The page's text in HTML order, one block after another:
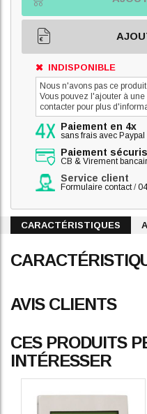
INDISPONIBLE
Nous n'avons pas ce
Vous pouvez l'ajouter à
contacter pour plus
Paiement en 4x
sans frais avec Paypal
Paiement
CB & Virement
Service client
Formulaire contact/
CARACTÉRISTIQUES
AVIS CLIENTS
CES PRODUITS
INTÉRESSER